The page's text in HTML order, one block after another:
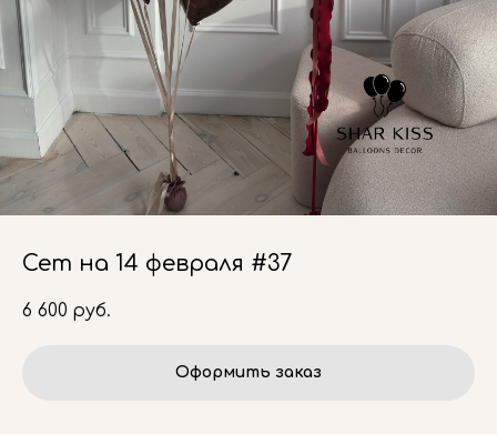
Сет на 14 февраля #37
6 600 руб.
Оформить заказ